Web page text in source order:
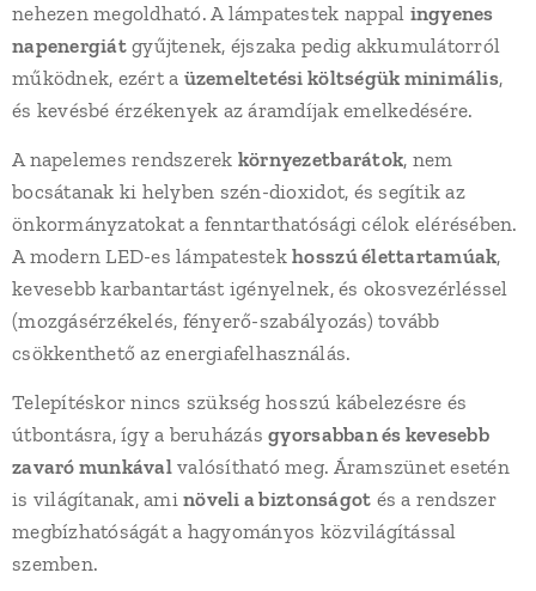
nehezen megoldható. A lámpatestek nappal ingyenes
napenergiátgyűjtenek, éjszaka pedig akkumulátorról
működnek, ezért a üzemeltetési költségük minimális,
és kevésbé érzékenyek az áramdíjak emelkedésére.
A napelemes rendszerek környezetbarátok, nem
bocsátanak ki helyben szén-dioxidot, és segítik az
önkormányzatokat a fenntarthatósági célok elérésében.
A modern LED-es lámpatestekhosszú élettartamúak,
kevesebb karbantartást igényelnek, és okosvezérléssel
(mozgásérzékelés, fényerő-szabályozás) tovább
csökkenthető az energiafelhasználás.
Telepítéskor nincs szükség hosszú kábelezésre és
útbontásra, így a beruházásgyorsabban és kevesebb
zavaró munkávalvalósítható meg. Áramszünet esetén
is világítanak, aminöveli a biztonságot és a rendszer
megbízhatóságát a hagyományos közvilágítással
szemben.